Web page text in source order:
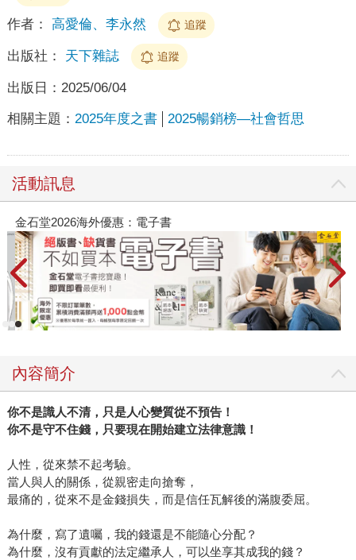
作者： 高愛倫、李永然 追蹤
出版社： 天下雜誌 追蹤
出版日： 2025/06/04
相關主題： 2025年度之書 2025暢銷榜—社會哲思
活動訊息
春光ｘ奇幻基地｜全書系展
內容簡介
你不是識人不清，只是人心變質從不預告！
你不是守不住錢，只要現在開始建立法律意識！
人性，從來禁不起考驗。
當人與人的關係，從親密走向搶奪，
最痛的，從來不是金錢損失，而是信任瓦解後的滿腹委屈。
為什麼，寫了遺囑，我的錢還是不能隨心分配？
為什麼，沒有貢獻的法定繼承人，可以坐享其成我的錢？